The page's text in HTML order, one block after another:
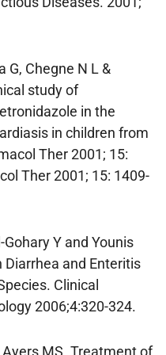
G, Chegne N L &
study of
in the
in children from
Ther 2001; 15:
Ther 2001; 15: 1409-
Y and Younis
and Enteritis
Clinical
2006;4:320-324.